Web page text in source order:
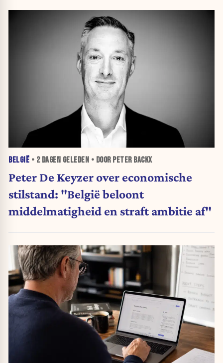
BELGIË • 2 DAGEN GELEDEN • DOOR PETER BACKX
Peter De Keyzer over economische
stilstand: "België beloont
middelmatigheid en straft ambitie af"